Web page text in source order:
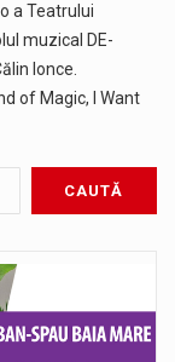
a Teatrului
muzical DE-
Ionce.
of Magic, I Want